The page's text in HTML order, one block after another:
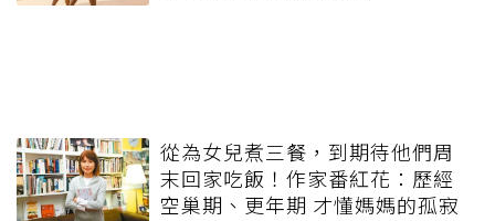
從為女兒煮三餐，到期待他們周
末回家吃飯！作家番紅花：歷經
空巢期、更年期 才懂媽媽的孤寂